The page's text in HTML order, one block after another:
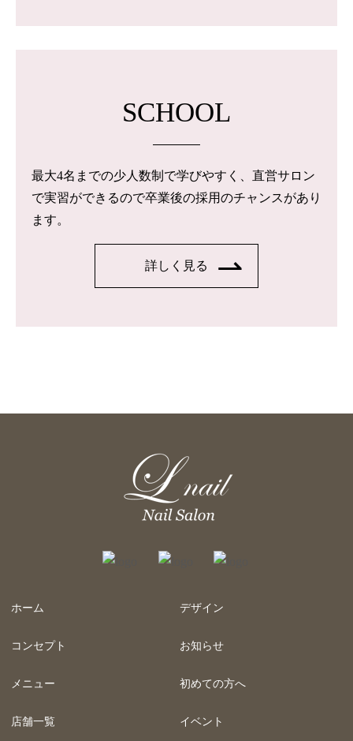
SCHOOL
最大4名までの少人数制で学びやすく、直営サロン
で実習ができるので卒業後の採用のチャンスがあり
ます。
詳しく見る
ホーム
コンセプト
メニュー
店舗一覧
デザイン
お知らせ
初めての方へ
イベント